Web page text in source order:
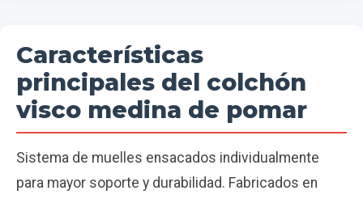
Características
principales del colchón
visco medina de pomar
Sistema de muelles ensacados individualmente
para mayor soporte y durabilidad. Fabricados en